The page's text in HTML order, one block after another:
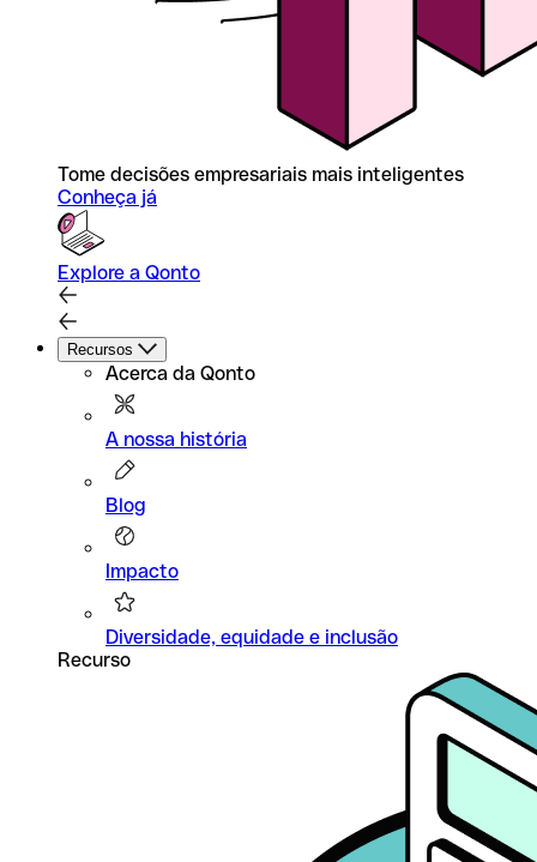
Tome decisões empresariais mais inteligentes
Conheça já
Explore a Qonto
Recursos
Acerca da Qonto
A nossa história
Blog
Impacto
Diversidade, equidade e inclusão
Recurso